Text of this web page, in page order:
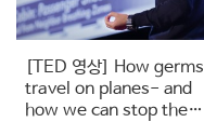
[TED 영상] How germs
travel on planes- and
how we can stop the…